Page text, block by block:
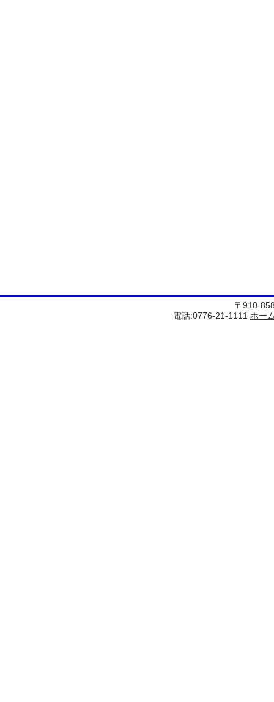
〒910-
電話:0776-21-1111 ホー